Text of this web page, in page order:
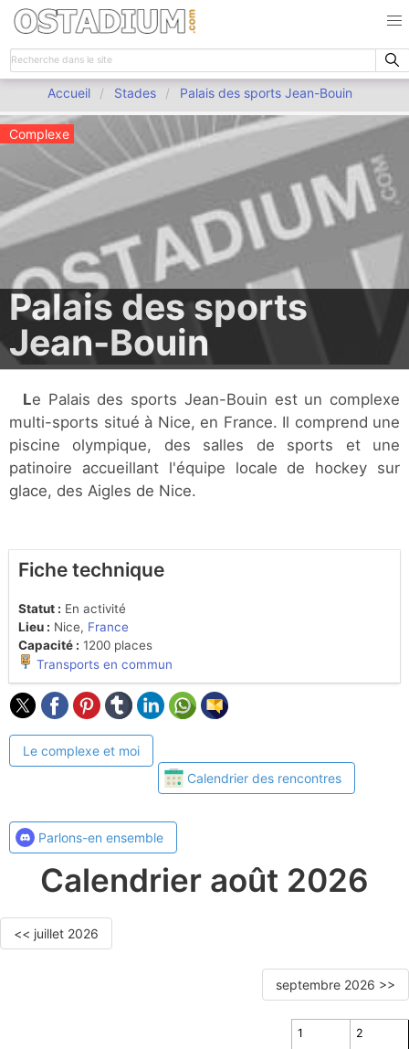
Accueil Stades Palais des sports Jean-Bouin
Complexe
Palais des sports
Jean-Bouin
Le Palais des sports Jean-Bouin est un complexe
multi-sports situé à Nice, en France. Il comprend une
piscine olympique, des salles de sports et une
patinoire accueillant l'équipe locale de hockey sur
glace, des Aigles de Nice.
Fiche technique
Statut : En activité
Lieu : Nice, France
Capacité : 1200 places
Transports en commun
Le complexe et moi
Calendrier des rencontres
Parlons-en ensemble
Calendrier août 2026
<< juillet 2026
septembre 2026 >>
1 2